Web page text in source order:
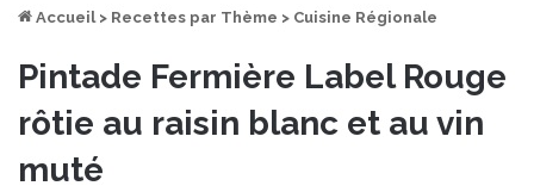
Accueil > Recettes par Thème > Cuisine Régionale
Pintade Fermière Label Rouge
rôtie au raisin blanc et au vin
muté